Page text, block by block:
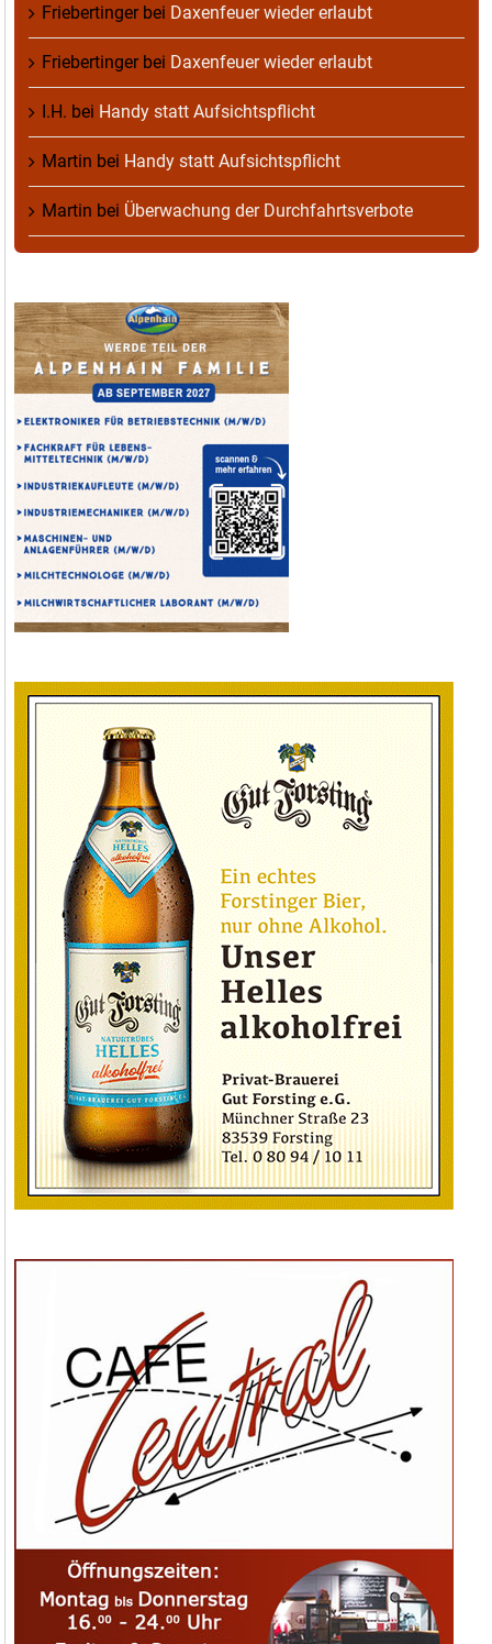
Friebertingerbei Daxenfeuer wieder erlaubt
Friebertingerbei Daxenfeuer wieder erlaubt
I.H. bei Handy statt Aufsichtspflicht
Martin bei Handy statt Aufsichtspflicht
Martin bei Überwachung der Durchfahrtsverbote